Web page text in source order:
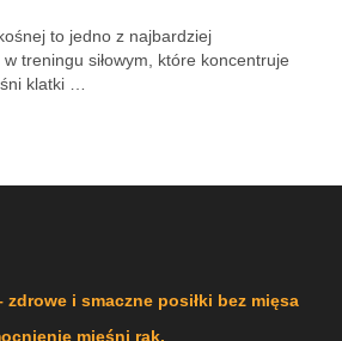
to jedno z najbardziej
treningu siłowym, które koncentruje
klatki …
zdrowe i smaczne posiłki bez mięsa
mięśni rąk.